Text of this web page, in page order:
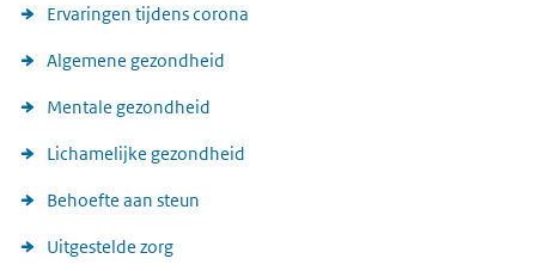
Ervaringen tijdens corona
Algemene gezondheid
Mentale gezondheid
Lichamelijke gezondheid
Behoefte aan steun
Uitgestelde zorg